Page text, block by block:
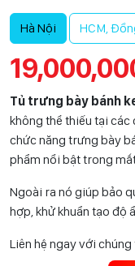
Hà Nội HCM,
Tủ trưng bày bánh
không thể thiếu tại các
chức năng trưng bày
phẩm nổi bật trong
Ngoài ra nó giúp bảo
hợp,khử khuẩn tạo độ
Liên hệ ngay với